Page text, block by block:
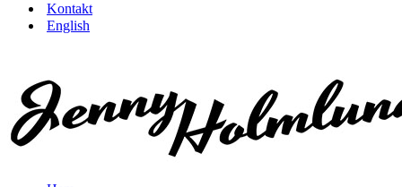
Kontakt
English